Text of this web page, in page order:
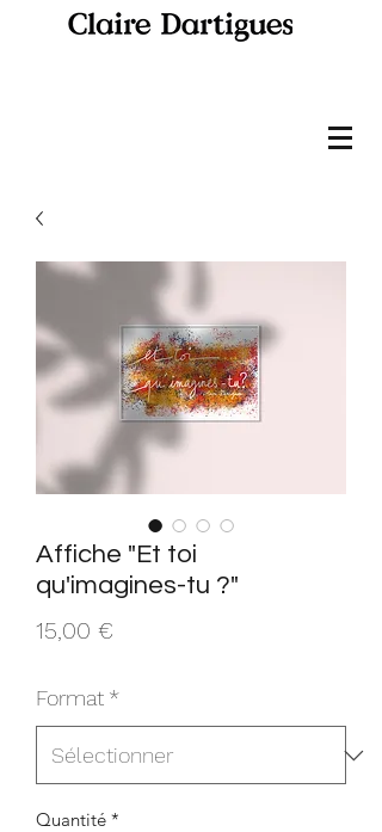
Affiche "Et toi
qu'imagines-tu ?"
15,00 €
Format *
Quantité *